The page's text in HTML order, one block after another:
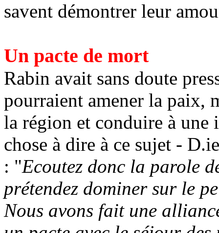
savent démontrer leur
Un pacte de mort
Rabin avait sans doute
pourraient amener la paix,
la région et conduire à une
chose à dire à ce sujet -
: "Ecoutez donc la parole
prétendez dominer sur le
Nous avons fait une